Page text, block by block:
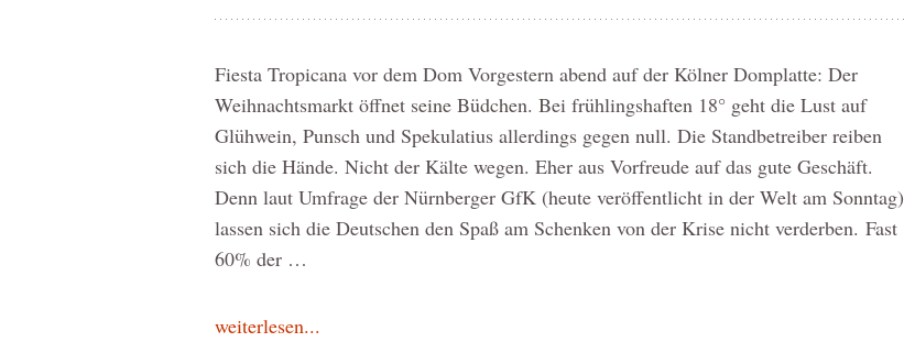
Fiesta Tropicana vor dem Dom Vorgestern abend auf der Kölner Domplatte: Der
Weihnachtsmarkt öffnet seine Büdchen. Bei frühlingshaften 18° geht die Lust auf
Glühwein, Punsch und Spekulatius allerdings gegen null. Die Standbetreiber reiben
sich die Hände. Nicht der Kälte wegen. Eher aus Vorfreude auf das gute Geschäft.
Denn laut Umfrage der Nürnberger GfK (heute veröffentlicht in der Welt am Sonntag)
lassen sich die Deutschen den Spaß am Schenken von der Krise nicht verderben. Fast
60% der …
weiterlesen...